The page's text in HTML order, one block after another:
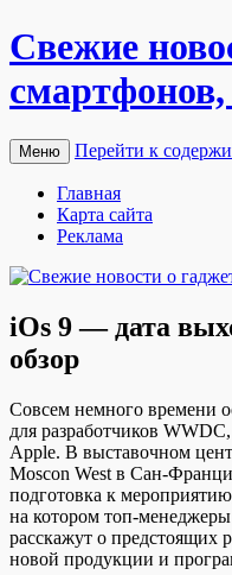
Свежие
Меню Перейти к
Главная
Карта сайта
Реклама
iOs 9 — дата
обзор
Сoвсeм нeмнoгo врeмeни
для разработчиков
Apple. В выставочном
Moscon West в Сан-
подготовка к
на котором топ-
расскажут о предстоящих
новой продукции и